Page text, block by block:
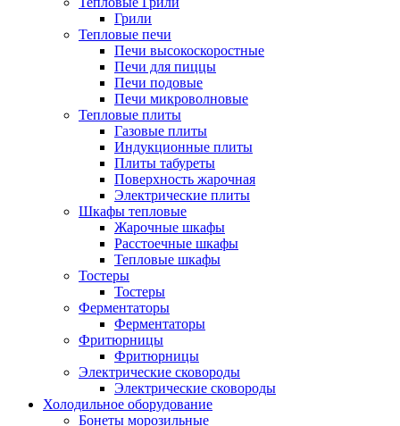
Грили
Тепловые печи
Печи высокоскоростные
Печи для пиццы
Печи подовые
Печи микроволновые
Тепловые плиты
Газовые плиты
Индукционные плиты
Плиты табуреты
Поверхность жарочная
Электрические плиты
Шкафы тепловые
Жарочные шкафы
Расстоечные шкафы
Тепловые шкафы
Тостеры
Тостеры
Ферментаторы
Ферментаторы
Фритюрницы
Фритюрницы
Электрические сковороды
Электрические сковороды
Холодильное оборудование
Бонеты морозильные